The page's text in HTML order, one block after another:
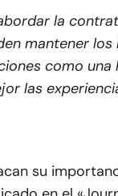
la
mantener
como una
las
su